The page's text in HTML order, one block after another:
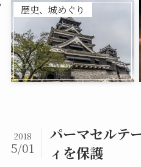
歴史、城めぐり
パーマセルテ
ィを保護
2018
5/01